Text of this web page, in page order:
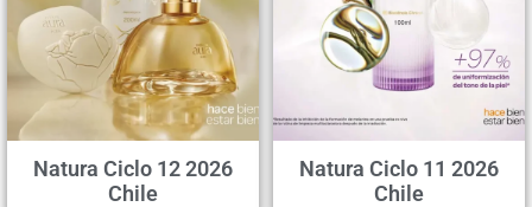
Natura Ciclo 12 2026
Chile
Natura Ciclo 11 2026
Chile